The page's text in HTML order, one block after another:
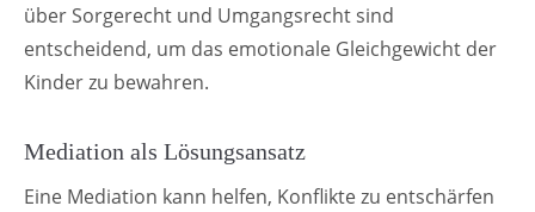
über Sorgerecht und Umgangsrecht sind
entscheidend, um das emotionale Gleichgewicht der
Kinder zu bewahren.
Mediation als Lösungsansatz
Eine Mediation kann helfen, Konflikte zu entschärfen